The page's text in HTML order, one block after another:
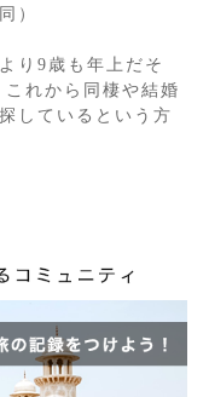
）
り9歳も年上だそ
れから同棲や結婚
しているという方